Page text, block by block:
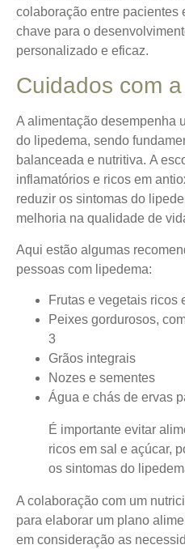
colaboração entre pacientes
chave para o
personalizado e eficaz.
Cuidados com
A alimentação desempenha
do lipedema, sendo
balanceada e nutritiva. A
inflamatórios e ricos em
reduzir os sintomas do
melhoria na qualidade de
Aqui estão algumas
pessoas com lipedema:
Frutas e vegetais ricos
Peixes gordurosos,
3
Grãos integrais
Nozes e sementes
Água e chás de ervas
É importante evitar
ricos em sal e açúcar,
os sintomas do
A colaboração com um
para elaborar um plano
em consideração as